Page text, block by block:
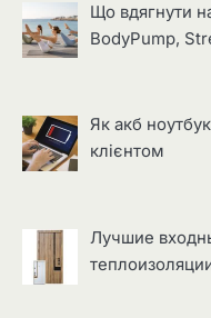
Що вдягнути
BodyPump,
Як акб
клієнтом
Лучшие